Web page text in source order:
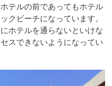
テルの前であってもホテル
クビーチになっています。
ホテルを通らないといけな
スできないようになってい